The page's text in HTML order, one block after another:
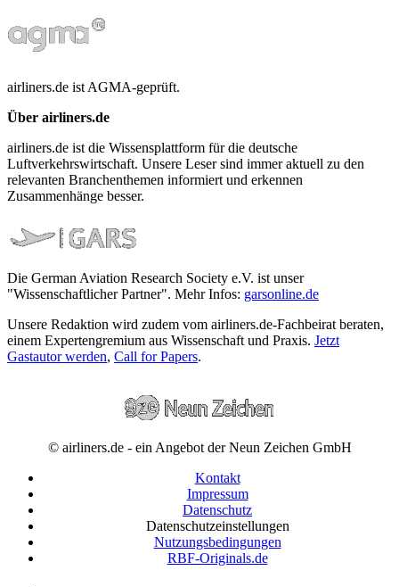
airliners.de ist AGMA-geprüft.
Über airliners.de
airliners.de ist die Wissensplattform für die deutsche
Luftverkehrswirtschaft. Unsere Leser sind immer aktuell zu den
relevanten Branchenthemen informiert und erkennen
Zusammenhänge besser.
Die German Aviation Research Society e.V. ist unser
"Wissenschaftlicher Partner". Mehr Infos: garsonline.de
Unsere Redaktion wird zudem vom airliners.de-Fachbeirat beraten,
einem Expertengremium aus Wissenschaft und Praxis. Jetzt
Gastautor werden, Call for Papers.
© airliners.de - ein Angebot der Neun Zeichen GmbH
Kontakt
Impressum
Datenschutz
Datenschutzeinstellungen
Nutzungsbedingungen
RBF-Originals.de